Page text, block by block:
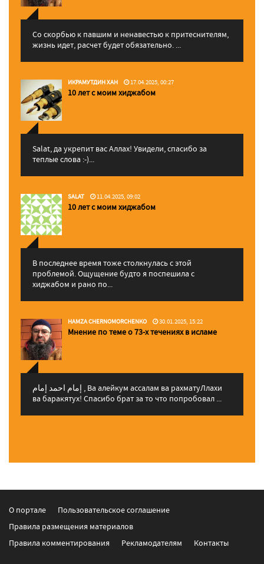
Со скорбью к павшим и ненавестью к притеснителям,
жизнь идет, расчет будет обязательно. ...
ИКРАМУТДИН ХАН 17.04.2025, 00:27
10 лет с моим хиджабом
Salat, да укрепит вас Аллаx! Увидели, спасибо за
теплые слова :-)...
SALAT 11.04.2025, 09:02
10 лет с моим хиджабом
В последнее время тоже столкнулась с этой
проблемой. Ощущение будто я поспешила с
хиджабом и рано по...
HAMZA CHERNOMORCHENKO 30.01.2025, 15:22
Мнение по теме о 73-х течениях в исламе
إمام احمد إمام , Ва алейкум ассалам ва рахматуЛлахи
ва баракятух! Спасибо брат за то что попробовал ...
О портале
Пользовательское соглашение
Правила размещения материалов
Правила комментирования
Рекламодателям Контакты